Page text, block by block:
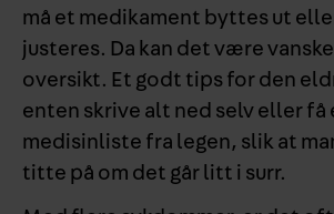
må et medikament byttes ut
justeres. Da kan det være
oversikt. Et godt tips for den
enten skrive alt ned selv eller
medisinliste fra legen, slik at
titte på om det går litt i surr.